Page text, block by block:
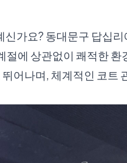
신가요? 동대문구 답십
에 상관없이 쾌적한 환
어나며, 체계적인 코트